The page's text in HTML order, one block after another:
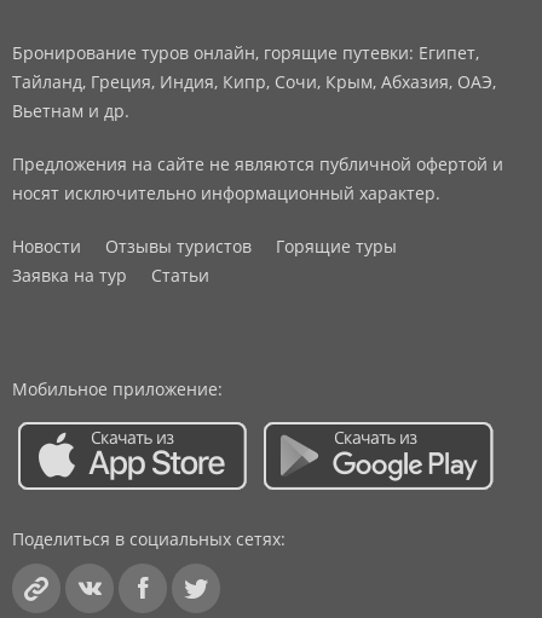
Бронирование туров онлайн, горящие путевки: Египет,
Тайланд, Греция, Индия, Кипр, Сочи, Крым, Абхазия, ОАЭ,
Вьетнам и др.
Предложения на сайте не являются публичной офертой и
носят исключительно информационный характер.
Новости Отзывы туристов
Горящие туры
Заявка на тур
Статьи
Мобильное приложение:
Поделиться в социальных сетях: